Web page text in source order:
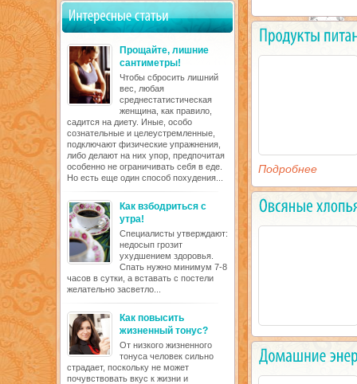
Прощайте, лишние
сантиметры!
Чтобы сбросить лишний
вес, любая
среднестатистическая
женщина, как правило,
садится на диету. Иные, особо
сознательные и целеустремленные,
подключают физические упражнения,
либо делают на них упор, предпочитая
особенно не ограничивать себя в еде.
Но есть еще один способ похудения...
Как взбодриться с
утра!
Специалисты утверждают:
недосып грозит
ухудшением здоровья.
Спать нужно минимум 7-8
часов в сутки, а вставать с постели
желательно засветло...
Как повысить
жизненный тонус?
От низкого жизненного
тонуса человек сильно
страдает, поскольку не может
почувствовать вкус к жизни и
Подробнее